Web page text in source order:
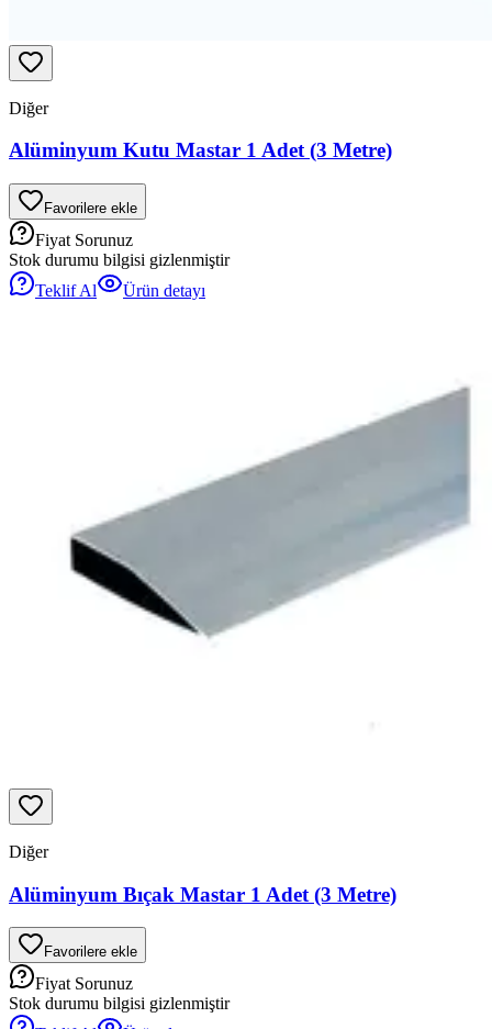
Diğer
Alüminyum Kutu Mastar 1 Adet (3 Metre)
Favorilere ekle
Fiyat Sorunuz
Stok durumu bilgisi gizlenmiştir
Teklif Al
Ürün detayı
Diğer
Alüminyum Bıçak Mastar 1 Adet (3 Metre)
Favorilere ekle
Fiyat Sorunuz
Stok durumu bilgisi gizlenmiştir